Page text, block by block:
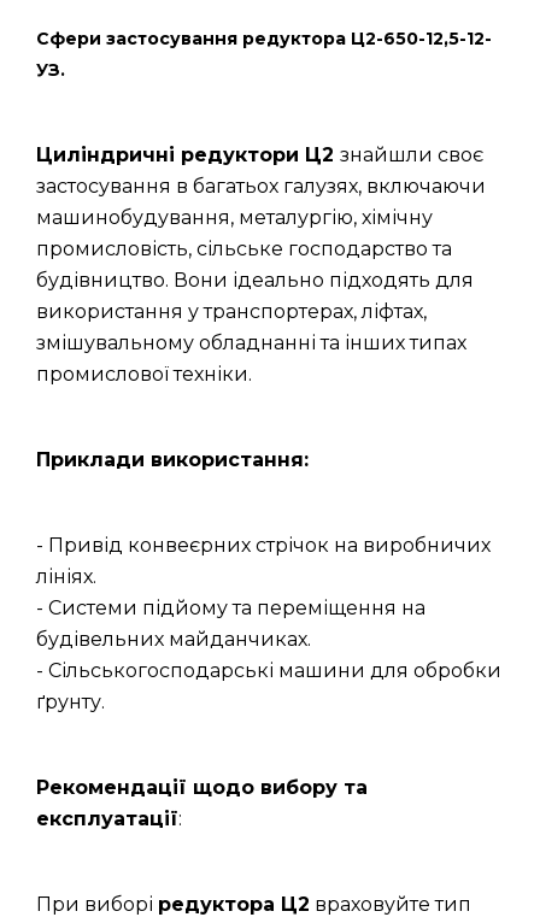
Сфери застосування редуктора Ц2-650-12,5-12-
УЗ.
Циліндричні редуктори Ц2 знайшли своє
застосування в багатьох галузях, включаючи
машинобудування, металургію, хімічну
промисловість, сільське господарство та
будівництво. Вони ідеально підходять для
використання у транспортерах, ліфтах,
змішувальному обладнанні та інших типах
промислової техніки.
Приклади використання:
- Привід конвеєрних стрічок на виробничих
лініях.
- Системи підйому та переміщення на
будівельних майданчиках.
- Сільськогосподарські машини для обробки
ґрунту.
Рекомендації щодо вибору та
експлуатації:
При виборі редуктора Ц2 враховуйте тип